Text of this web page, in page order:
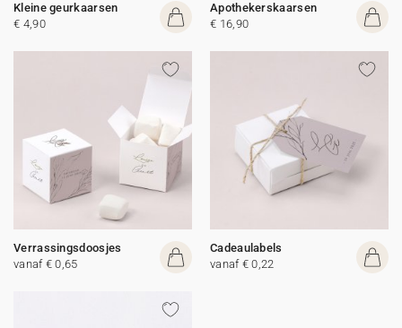
Kleine geurkaarsen
€ 4,90
Apothekerskaarsen
€ 16,90
Verrassingsdoosjes
vanaf € 0,65
Cadeaulabels
vanaf € 0,22